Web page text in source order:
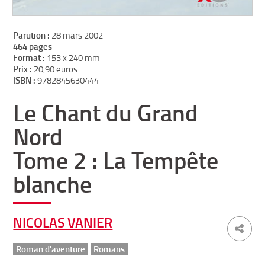
Parution : 28 mars 2002
464 pages
Format : 153 x 240 mm
Prix : 20,90 euros
ISBN : 9782845630444
Le Chant du Grand
Nord
Tome 2 : La Tempête
blanche
NICOLAS VANIER
Roman d'aventure Romans